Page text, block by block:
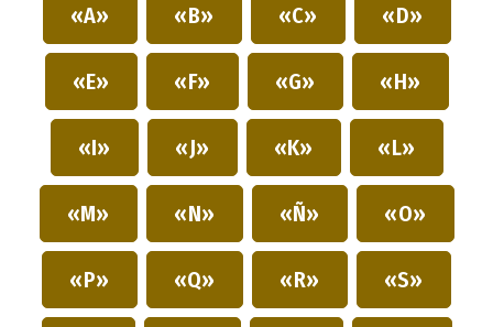
«A» «B» «C» «D»
«E» «F» «G» «H»
«I» «J» «K» «L»
«M» «N» «Ñ» «O»
«P» «Q» «R» «S»